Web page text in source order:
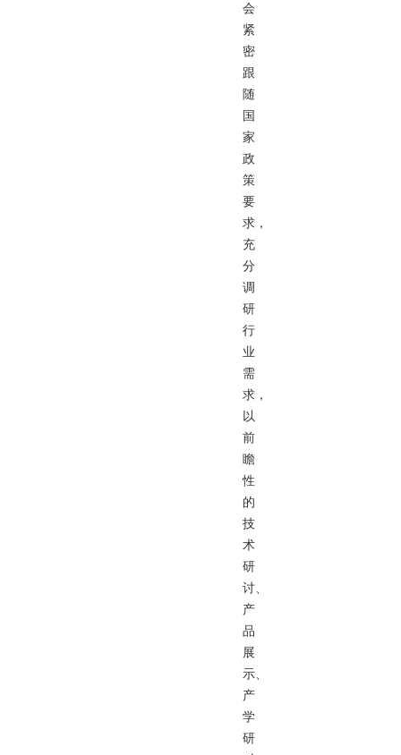
会
紧
密
跟
随
国
家
政
策
要
求，
充
分
调
研
行
业
需
求，
以
前
瞻
性
的
技
术
研
讨、
产
品
展
示、
产
学
研